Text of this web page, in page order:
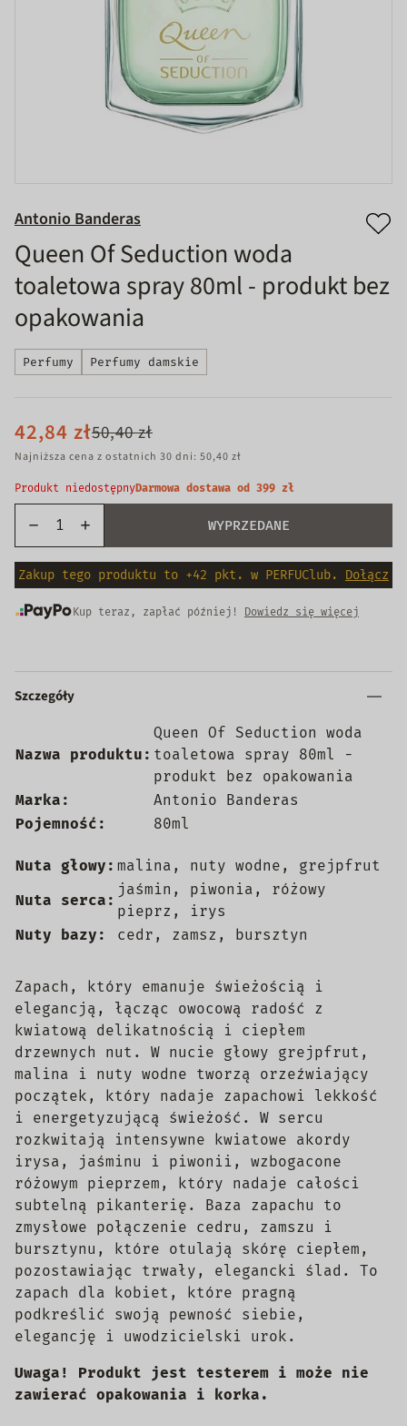
Antonio Banderas
Queen Of Seduction woda
toaletowa spray 80ml - produkt bez
opakowania
Perfumy Perfumy damskie
42,84 zł50,40 zł
Najniższa cena z ostatnich 30 dni: 50,40 zł
Produkt niedostępnyDarmowa dostawa od 399 zł
WYPRZEDANE
Zakup tego produktu to +42 pkt. w PERFUClub. Dołącz
Kup teraz, zapłać później! Dowiedz się więcej
Szczegóły
Nazwa produktu:
Queen Of Seduction woda
toaletowa spray 80ml -
produkt bez opakowania
Marka:
Antonio Banderas
Pojemność:
80ml
Nuta głowy: malina, nuty wodne, grejpfrut
Nuta serca:
jaśmin, piwonia, różowy
pieprz, irys
Nuty bazy:
cedr, zamsz, bursztyn
Zapach, który emanuje świeżością i
elegancją, łącząc owocową radość z
kwiatową delikatnością i ciepłem
drzewnych nut. W nucie głowy grejpfrut,
malina i nuty wodne tworzą orzeźwiający
początek, który nadaje zapachowi lekkość
i energetyzującą świeżość. W sercu
rozkwitają intensywne kwiatowe akordy
irysa, jaśminu i piwonii, wzbogacone
różowym pieprzem, który nadaje całości
subtelną pikanterię. Baza zapachu to
zmysłowe połączenie cedru, zamszu i
bursztynu, które otulają skórę ciepłem,
pozostawiając trwały, elegancki ślad. To
zapach dla kobiet, które pragną
podkreślić swoją pewność siebie,
elegancję i uwodzicielski urok.
Uwaga! Produkt jest testerem i może nie
zawierać opakowania i korka.